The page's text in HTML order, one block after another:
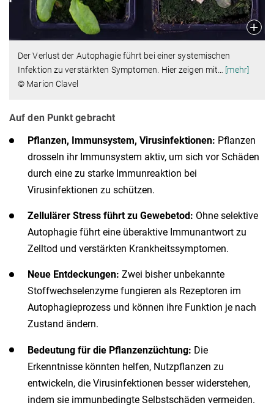
Der Verlust der Autophagie führt bei einer systemischen
Infektion zu verstärkten Symptomen. Hier zeigen mit
[mehr]
© Marion Clavel
Auf den Punkt gebracht
Pflanzen, Immunsystem, Virusinfektionen: Pflanzen
drosseln ihr Immunsystem aktiv, um sich vor Schäden
durch eine zu starke Immunreaktion bei
Virusinfektionen zu schützen.
Zellulärer Stress führt zu Gewebetod: Ohne selektive
Autophagie führt eine überaktive Immunantwort zu
Zelltod und verstärkten Krankheitssymptomen.
Neue Entdeckungen: Zwei bisher unbekannte
Stoffwechselenzyme fungieren als Rezeptoren im
Autophagieprozess und können ihre Funktion je nach
Zustand ändern.
Bedeutung für die Pflanzenzüchtung: Die
Erkenntnisse könnten helfen, Nutzpflanzen zu
entwickeln, die Virusinfektionen besser widerstehen,
indem sie immunbedingte Selbstschäden vermeiden.